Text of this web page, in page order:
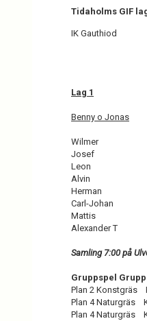
Tidaholms GIF
IK Gauthiod
Lag 1
Benny o Jonas
Wilmer
Josef
Leon
Alvin
Herman
Carl-Johan
Mattis
Alexander T
Samling 7:00 på
Gruppspel
Plan 2 Konstgräs
Plan 4 Naturgräs
Plan 4 Naturgräs